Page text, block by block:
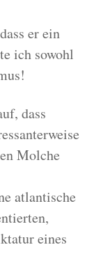
er ein
ich sowohl
dass
Molche
atlantische
eines